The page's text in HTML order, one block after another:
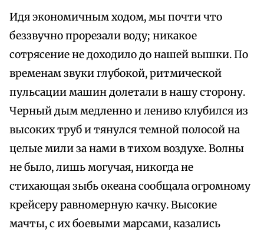
Идя экономичным ходом, мы почти что
беззвучно прорезали воду; никакое
сотрясение не доходило до нашей вышки. По
временам звуки глубокой, ритмической
пульсации машин долетали в нашу сторону.
Черный дым медленно и лениво клубился из
высоких труб и тянулся темной полосой на
целые мили за нами в тихом воздухе. Волны
не было, лишь могучая, никогда не
стихающая зыбь океана сообщала огромному
крейсеру равномерную качку. Высокие
мачты, с их боевыми марсами, казались